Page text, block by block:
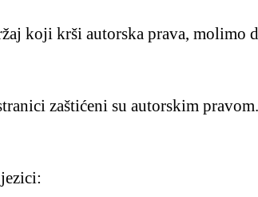
koji krši autorska prava, molimo
zaštićeni su autorskim pravom.